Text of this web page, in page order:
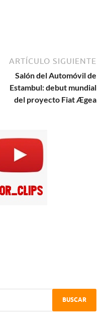
ARTÍCULO SIGUIENTE
Salón del Automóvil de
Estambul: debut mundial
del proyecto Fiat Ægea